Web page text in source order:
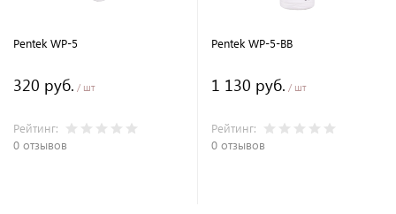
Pentek WP-5
320 руб. / шт
Рейтинг:
0 отзывов
Pentek WP-5-BB
1 130 руб. / шт
Рейтинг:
0 отзывов